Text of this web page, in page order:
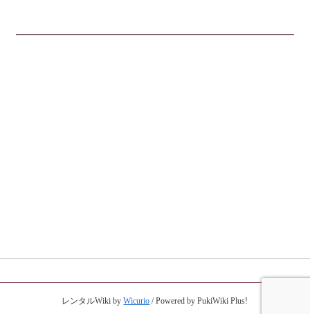
レンタルWiki byWicurio / Powered by PukiWiki Plus!